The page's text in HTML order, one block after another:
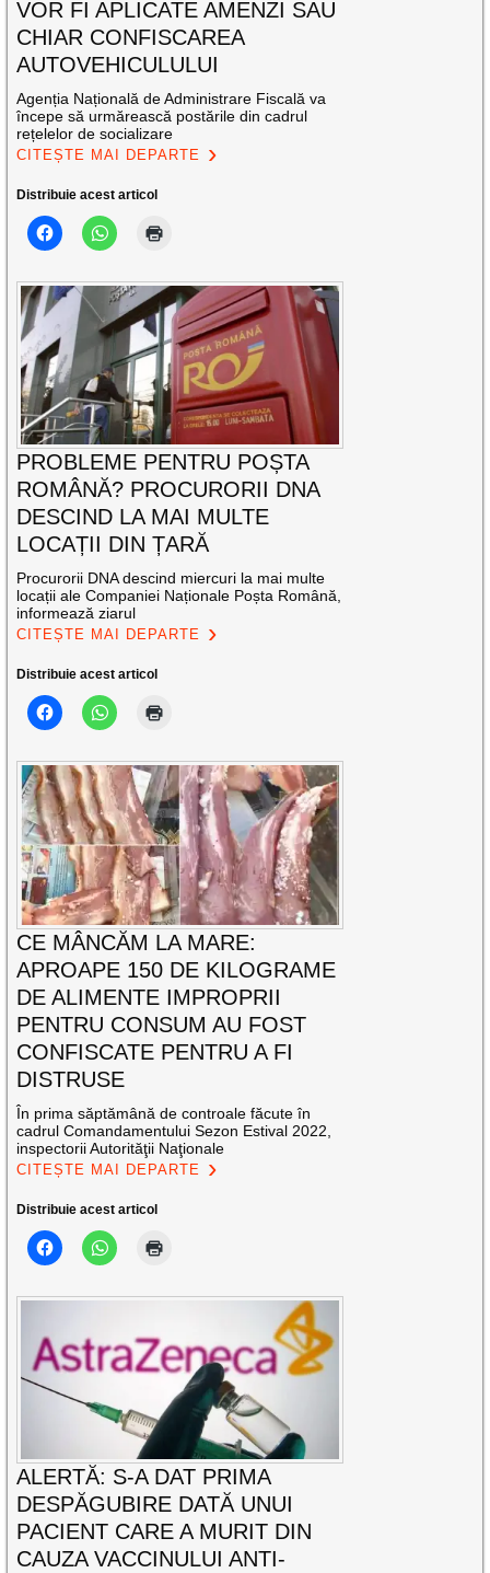
VOR FI APLICATE AMENZI SAU
CHIAR CONFISCAREA
AUTOVEHICULULUI
Agenția Națională de Administrare Fiscală va
începe să urmărească postările din cadrul
rețelelor de socializare
CITEȘTE MAI DEPARTE
Distribuie acest articol
PROBLEME PENTRU POȘTA
ROMÂNĂ? PROCURORII DNA
DESCIND LA MAI MULTE
LOCAȚII DIN ȚARĂ
Procurorii DNA descind miercuri la mai multe
locații ale Companiei Naționale Poșta Română,
informează ziarul
CITEȘTE MAI DEPARTE
Distribuie acest articol
CE MÂNCĂM LA MARE:
APROAPE 150 DE KILOGRAME
DE ALIMENTE IMPROPRII
PENTRU CONSUM AU FOST
CONFISCATE PENTRU A FI
DISTRUSE
În prima săptămână de controale făcute în
cadrul Comandamentului Sezon Estival 2022,
inspectorii Autorităţii Naţionale
CITEȘTE MAI DEPARTE
Distribuie acest articol
ALERTĂ: S-A DAT PRIMA
DESPĂGUBIRE DATĂ UNUI
PACIENT CARE A MURIT DIN
CAUZA VACCINULUI ANTI-